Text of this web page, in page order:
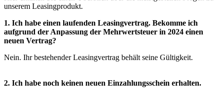
unserem Leasingprodukt.
1. Ich habe einen laufenden Leasingvertrag. Bekomme ich
aufgrund der Anpassung der Mehrwertsteuer in 2024 einen
neuen Vertrag?
Nein. Ihr bestehender Leasingvertrag behält seine Gültigkeit.
2. Ich habe noch keinen neuen Einzahlungsschein erhalten.